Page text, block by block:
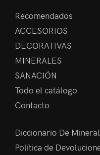
Recomendados
ACCESORIOS
DECORATIVAS
MINERALES
SANACIÓN
Todo el catálogo
Contacto
Diccionario De
Política de